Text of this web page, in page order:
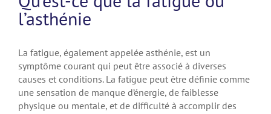
l’asthénie
La fatigue, également appelée asthénie, est un
symptôme courant qui peut être associé à diverses
causes et conditions. La fatigue peut être définie comme
une sensation de manque d’énergie, de faiblesse
physique ou mentale, et de difficulté à accomplir des